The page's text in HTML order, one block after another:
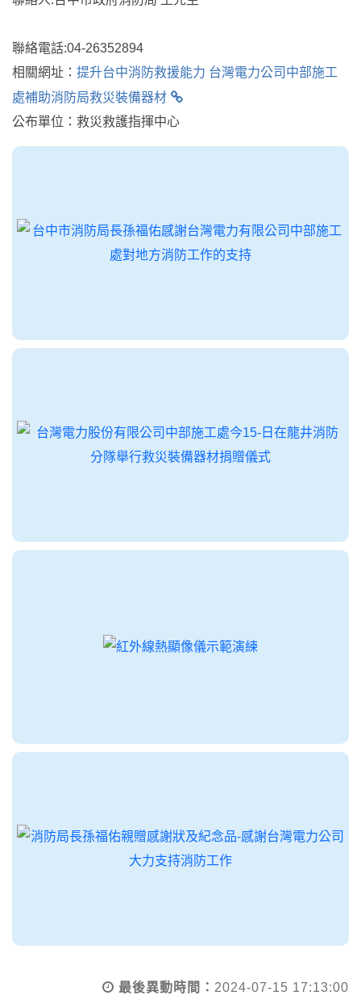
聯絡電話:04-26352894
相關網址： 提升台中消防救援能力 台灣電力公司中部施工
處補助消防局救災裝備器材
公布單位：救災救護指揮中心
最後異動時間： 2024-07-15 17:13:00